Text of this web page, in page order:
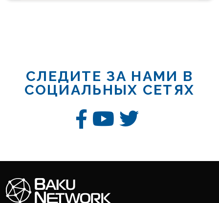
СЛЕДИТЕ ЗА НАМИ В
СОЦИАЛЬНЫХ СЕТЯХ